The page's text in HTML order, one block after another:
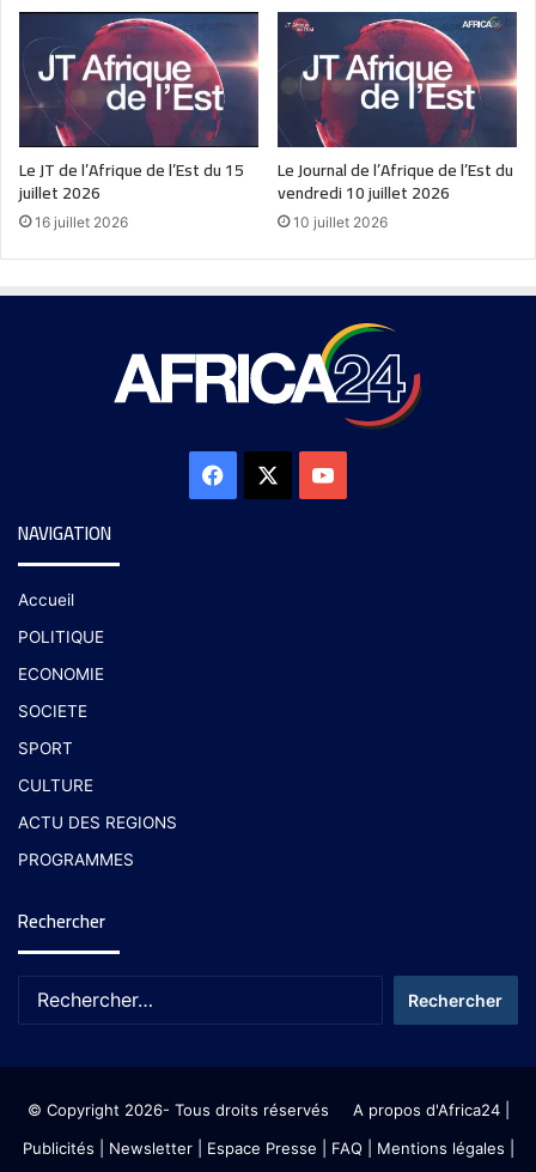
Le JT de l’Afrique de l’Est du 15
juillet 2026
16 juillet 2026
Le Journal de l’Afrique de l’Est du
vendredi 10 juillet 2026
10 juillet 2026
NAVIGATION
Accueil
POLITIQUE
ECONOMIE
SOCIETE
SPORT
CULTURE
ACTU DES REGIONS
PROGRAMMES
Rechercher
© Copyright 2026- Tous droits réservés A propos d'Africa24|
Publicités
Newsletter| Espace Presse | FAQ | Mentions légales